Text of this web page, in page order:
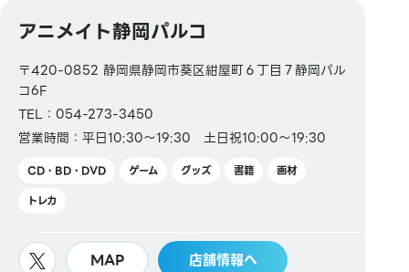
アニメイト静岡パルコ
〒420-0852 静岡県静岡市葵区紺屋町６丁目７静岡パル
コ6F
TEL：054-273-3450
営業時間：平日10:30～19:30 土日祝10:00～19:30
CD・BD・DVD ゲーム グッズ 書籍
画材
トレカ
MAP 店舗情報へ